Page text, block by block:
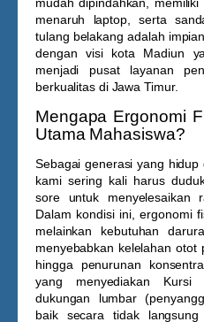
menaruh laptop, serta
tulang belakang adalah
dengan visi kota Madiun
menjadi pusat layanan
berkualitas di Jawa Timur.
Mengapa Ergonomi
Utama Mahasiswa?
Sebagai generasi yang hidup
kami sering kali harus
sore untuk menyelesaikan
Dalam kondisi ini, ergonomi
melainkan kebutuhan
menyebabkan kelelahan otot
hingga penurunan
yang menyediakan Kursi
dukungan lumbar
baik secara tidak